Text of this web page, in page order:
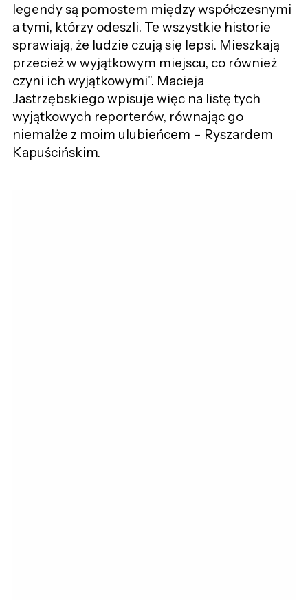
legendy są pomostem między współczesnymi
a tymi, którzy odeszli. Te wszystkie historie
sprawiają, że ludzie czują się lepsi. Mieszkają
przecież w wyjątkowym miejscu, co również
czyni ich wyjątkowymi”. Macieja
Jastrzębskiego wpisuje więc na listę tych
wyjątkowych reporterów, równając go
niemalże z moim ulubieńcem – Ryszardem
Kapuścińskim.